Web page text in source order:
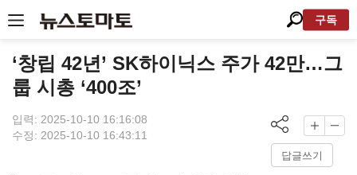
구독
‘창립 42년’ SK하이닉스 주가 42만…그
룹 시총 ‘400조’
입력: 2025-10-10 16:16:08
수정: 2025-10-10 16:43:11
답글쓰기